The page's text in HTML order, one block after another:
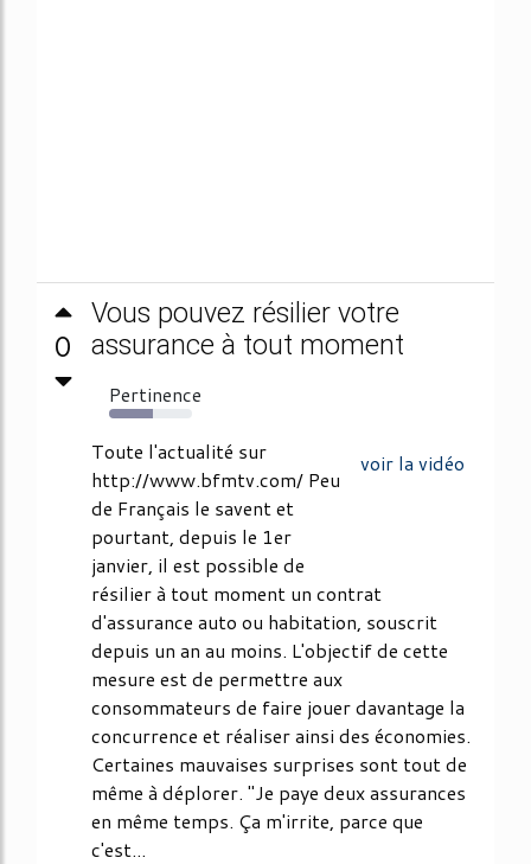
0
Vous pouvez résilier votre
assurance à tout moment
Pertinence
53%
voir la vidéo
Toute l'actualité sur
http://www.bfmtv.com/ Peu
de Français le savent et
pourtant, depuis le 1er
janvier, il est possible de
résilier à tout moment un contrat
d'assurance auto ou habitation, souscrit
depuis un an au moins. L'objectif de cette
mesure est de permettre aux
consommateurs de faire jouer davantage la
concurrence et réaliser ainsi des économies.
Certaines mauvaises surprises sont tout de
même à déplorer. "Je paye deux assurances
en même temps. Ça m'irrite, parce que
c'est...